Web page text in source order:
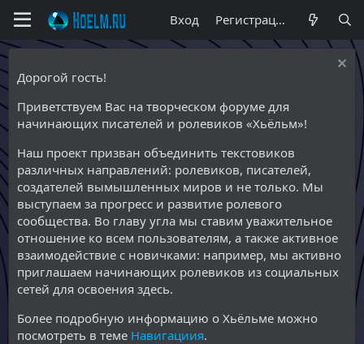
Вход Регистрация
Дорогой гость!
Приветствуем Вас на творческом форуме для
начинающих писателей и ролевиков «Хьёльм»!
Наш проект призван объединить текстовиков
различных направлений: ролевиков, писателей,
создателей вымышленных миров и не только. Мы
выступаем за прогресс и развитие ролевого
сообщества. Во главу угла мы ставим уважительное
отношение ко всем пользователям, а также активное
взаимодействие с новичками: например, мы активно
приглашаем начинающих ролевиков из социальных
сетей для освоения здесь.
Более подробную информацию о Хьёльме можно
посмотреть в теме Навигациия.